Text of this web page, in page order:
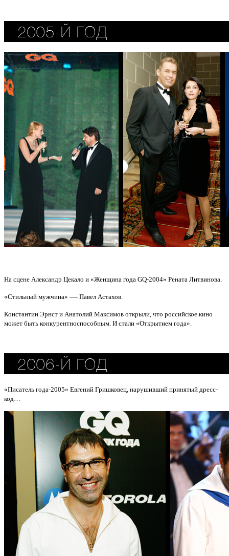
На сцене Александр Цекало и «Женщина года GQ-2004» Рената Литвинова.
«Стильный мужчина» — Павел Астахов.
Константин Эрнст и Анатолий Максимов открыли, что российское кино
может быть конкурентноспособным. И стали «Открытием года».
«Писатель года-2005» Евгений Гришковец, нарушивший принятый дресс-
код…